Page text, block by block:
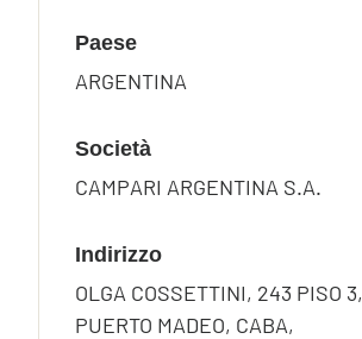
Paese
ARGENTINA
Società
CAMPARI ARGENTINA S.A.
Indirizzo
OLGA COSSETTINI, 243 PISO 3,
PUERTO MADEO, CABA,